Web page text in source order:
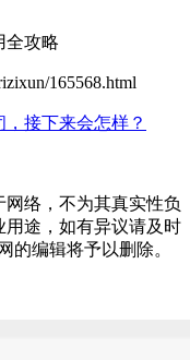
全攻略
165568.html
接下来会怎样？
络，不为其真实性负
途，如有异议请及时
的编辑将予以删除。